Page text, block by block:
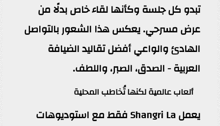
تبدو كل جلسة وكأنها لقاء خاص بدلًا من
عرض مسرحي. يعكس هذا الشعور بالتواصل
الهادئ والواعي أفضل تقاليد الضيافة
العربية - الصدق، الصبر، واللطف.
ألعاب عالمية لكنها تُخاطب المحلية
يعمل Shangri La فقط مع استوديوهات